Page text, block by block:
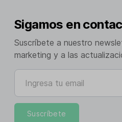
Sigamos en
Suscríbete a nuestro
marketing y a las
Ingresa tu email
Suscríbete